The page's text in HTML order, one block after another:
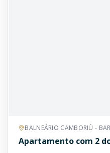
BALNEÁRIO CAMBORIÚ -
Apartamento com 2